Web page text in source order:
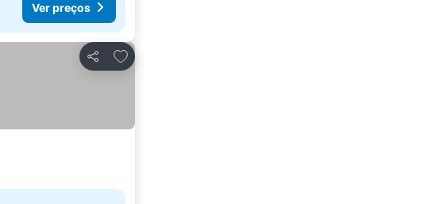
Ver preços
Partilhar
Adicionar aos favoritos